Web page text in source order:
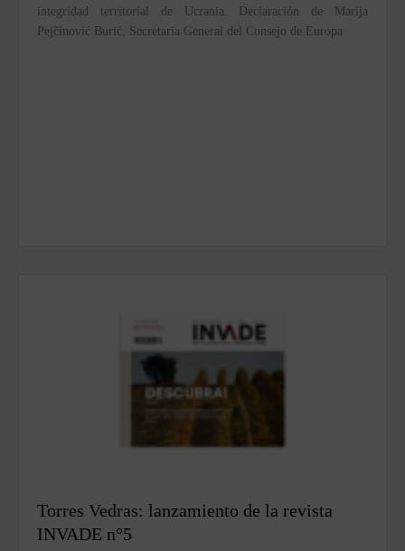
integridad territorial de Ucrania. Declaración de Marija
Pejčinović Burić, Secretaria General del Consejo de Europa
Torres Vedras: lanzamiento de la revista
INVADE n°5